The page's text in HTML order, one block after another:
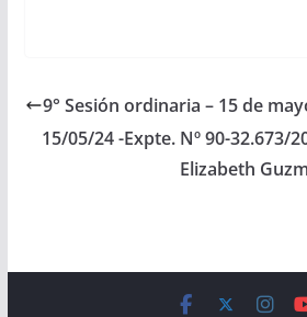
el 05/06/2014
9° Sesión ordinaria – 15 de
15/05/24 -Expte. Nº 90-32.673/
Elizabeth